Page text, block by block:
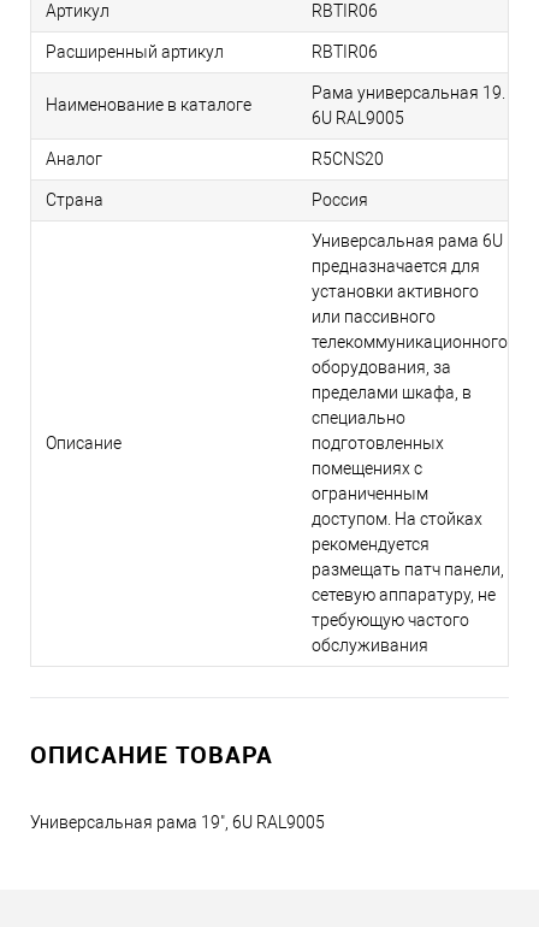
Артикул RBTIR06
Расширенный артикул RBTIR06
Наименование в каталоге
Рама универсальная 19.
6U RAL9005
Аналог R5CNS20
Страна Россия
Описание
Универсальная рама 6U
предназначается для
установки активного
или пассивного
телекоммуникационного
оборудования, за
пределами шкафа, в
специально
подготовленных
помещениях с
ограниченным
доступом. На стойках
рекомендуется
размещать патч панели,
сетевую аппаратуру, не
требующую частого
обслуживания
ОПИСАНИЕ ТОВАРА
Универсальная рама 19", 6U RAL9005